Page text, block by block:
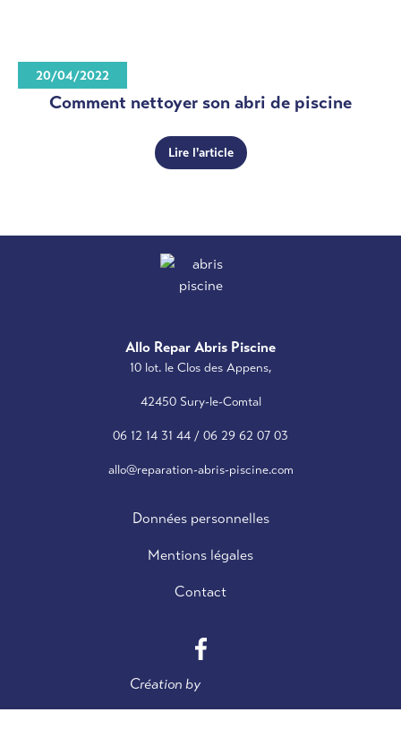
Comment nettoyer son abri de piscine
Lire l'article
20/04/2022
Allo Repar Abris Piscine
10 lot. le Clos des Appens,
42450 Sury-le-Comtal
06 12 14 31 44 / 06 29 62 07 03
allo@reparation-abris-piscine.com
Données personnelles
Mentions légales
Contact
Création by